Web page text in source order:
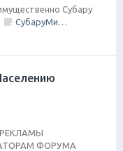
Субару
СубаруМир - в наличии запчасти для Субару. Оригинал / Неоригинал (на Юге Города)
ФОРУМА